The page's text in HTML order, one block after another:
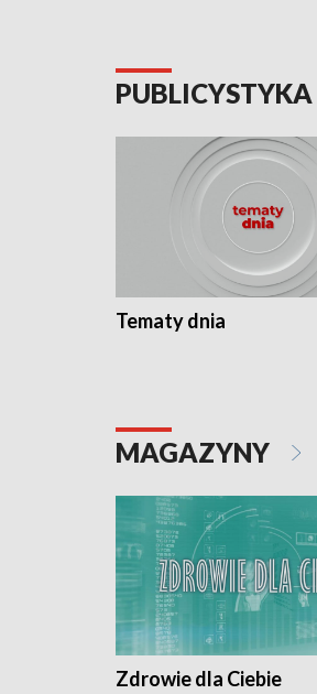
PUBLICYSTYKA
Tematy dnia
MAGAZYNY
Zdrowie dla Ciebie